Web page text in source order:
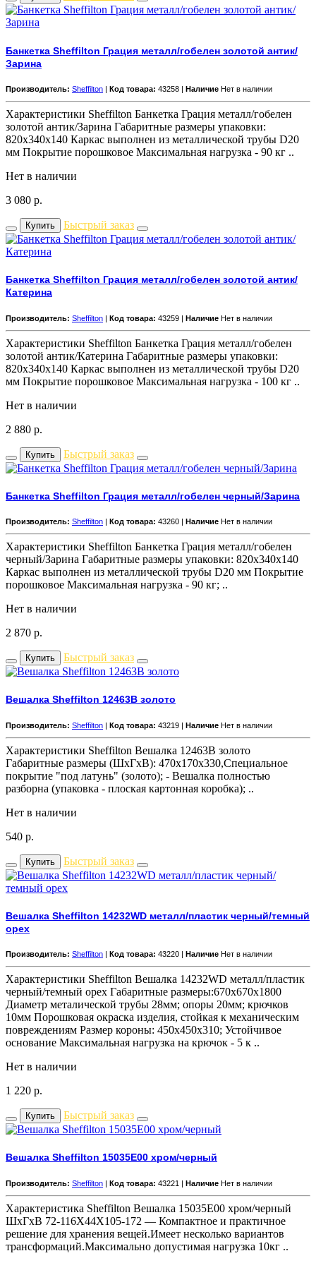
Банкетка Sheffilton Грация металл/гобелен золотой антик/
Зарина
Производитель: Sheffilton | Код товара: 43258 | Наличие Нет в наличии
Характеристики Sheffilton Банкетка Грация металл/гобелен
золотой антик/Зарина Габаритные размеры упаковки:
820x340x140 Каркас выполнен из металлической трубы D20
мм Покрытие порошковое Максимальная нагрузка - 90 кг ..
Нет в наличии
3 080 р.
Купить Быстрый заказ
Банкетка Sheffilton Грация металл/гобелен золотой антик/
Катерина
Производитель: Sheffilton | Код товара: 43259 | Наличие Нет в наличии
Характеристики Sheffilton Банкетка Грация металл/гобелен
золотой антик/Катерина Габаритные размеры упаковки:
820x340x140 Каркас выполнен из металлической трубы D20
мм Покрытие порошковое Максимальная нагрузка - 100 кг ..
Нет в наличии
2 880 р.
Купить Быстрый заказ
Банкетка Sheffilton Грация металл/гобелен черный/Зарина
Производитель: Sheffilton | Код товара: 43260 | Наличие Нет в наличии
Характеристики Sheffilton Банкетка Грация металл/гобелен
черный/Зарина Габаритные размеры упаковки: 820x340x140
Каркас выполнен из металлической трубы D20 мм Покрытие
порошковое Максимальная нагрузка - 90 кг; ..
Нет в наличии
2 870 р.
Купить Быстрый заказ
Вешалка Sheffilton 12463B золото
Производитель: Sheffilton | Код товара: 43219 | Наличие Нет в наличии
Характеристики Sheffilton Вешалка 12463B золото
Габаритные размеры (ШхГхВ): 470x170x330,Специальное
покрытие "под латунь" (золото); - Вешалка полностью
разборна (упаковка - плоская картонная коробка); ..
Нет в наличии
540 р.
Купить Быстрый заказ
Вешалка Sheffilton 14232WD металл/пластик черный/темный
орех
Производитель: Sheffilton | Код товара: 43220 | Наличие Нет в наличии
Характеристики Sheffilton Вешалка 14232WD металл/пластик
черный/темный орех Габаритные размеры:670x670x1800
Диаметр металической трубы 28мм; опоры 20мм; крючков
10мм Порошковая окраска изделия, стойкая к механическим
повреждениям Размер короны: 450х450х310; Устойчивое
основание Максимальная нагрузка на крючок - 5 к ..
Нет в наличии
1 220 р.
Купить Быстрый заказ
Вешалка Sheffilton 15035E00 хром/черный
Производитель: Sheffilton | Код товара: 43221 | Наличие Нет в наличии
Характеристика Sheffilton Вешалка 15035E00 хром/черный
ШхГхВ 72-116X44X105-172 — Компактное и практичное
решение для хранения вещей.Имеет несколько вариантов
трансформаций.Максимально допустимая нагрузка 10кг ..